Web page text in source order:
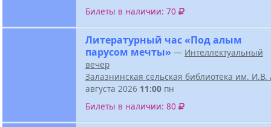
Билеты в наличии: 70
Литературный час «Под алым
парусом мечты» — Интеллектуальный
вечер
Залазнинская сельская библиотека им.
августа 2026 11:00 пн
Билеты в наличии: 80